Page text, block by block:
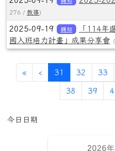
276 / 教導)
2025-09-19 轉知
「114年
國入班培力計畫」成果分享會 (
«第一頁
‹ 上一頁
31 (目前頁次)
32 33
38 39
左邊區域內容
今日日期
2026